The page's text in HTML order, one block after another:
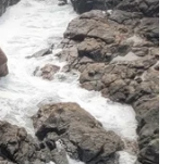
gia đã tăng
tính đến tháng
tấn trước đó